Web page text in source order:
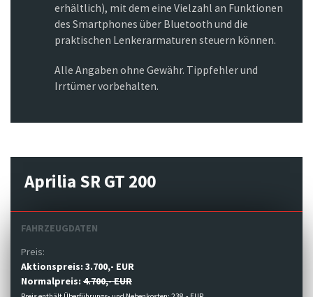
erhältlich), mit dem eine Vielzahl an Funktionen
des Smartphones über Bluetooth und die
praktischen Lenkerarmaturen steuern können.
Alle Angaben ohne Gewähr. Tippfehler und
Irrtümer vorbehalten.
Aprilia SR GT 200
FAHRZEUGDATEN
Preis:
Aktionspreis: 3.700,- EUR
Normalpreis: 4.700,- EUR